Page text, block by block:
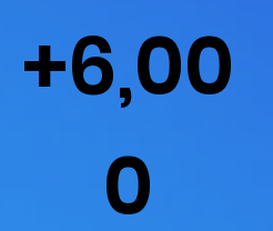
+6,00
0